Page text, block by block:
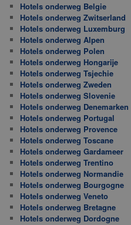
Hotels onderweg Belgie
Hotels onderweg Zwitserland
Hotels onderweg Luxemburg
Hotels onderweg Alpen
Hotels onderweg Polen
Hotels onderweg Hongarije
Hotels onderweg Tsjechie
Hotels onderweg Zweden
Hotels onderweg Slovenie
Hotels onderweg Denemarken
Hotels onderweg Portugal
Hotels onderweg Provence
Hotels onderweg Toscane
Hotels onderweg Gardameer
Hotels onderweg Trentino
Hotels onderweg Normandie
Hotels onderweg Bourgogne
Hotels onderweg Veneto
Hotels onderweg Bretagne
Hotels onderweg Dordogne